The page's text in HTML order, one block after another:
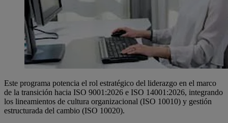
Este programa potencia el rol estratégico del liderazgo en el marco
de la transición hacia ISO 9001:2026 e ISO 14001:2026, integrando
los lineamientos de cultura organizacional (ISO 10010) y gestión
estructurada del cambio (ISO 10020).